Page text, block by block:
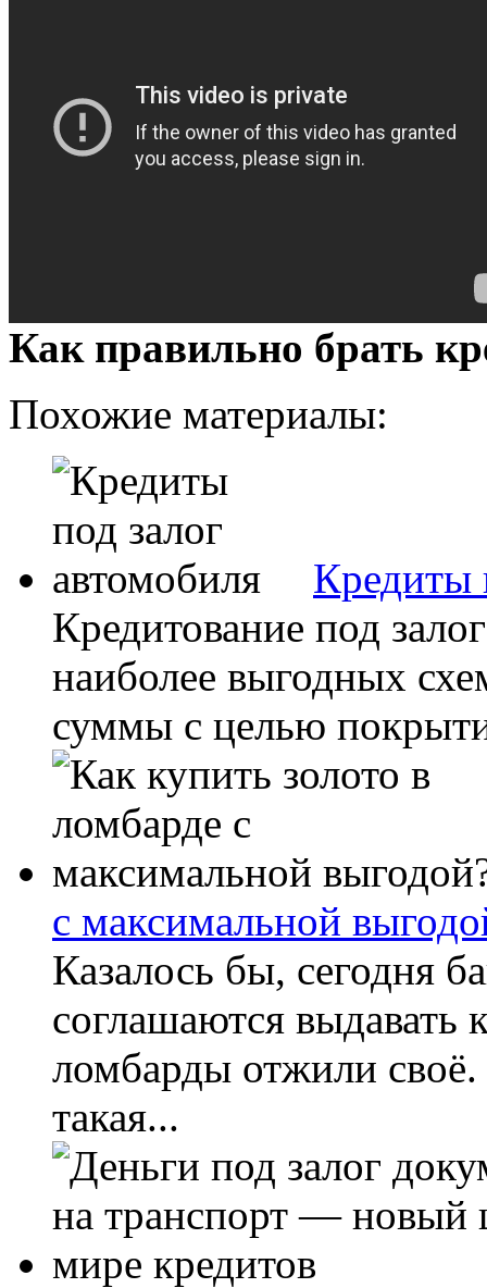
Как правильно брать
Похожие материалы:
Кредиты
Кредитование под
наиболее выгодных
суммы с целью
с максимальной
Казалось бы, сегодня
соглашаются выдавать
ломбарды отжили
такая...